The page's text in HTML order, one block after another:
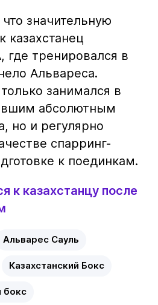
значительную
казахстанец
тренировался в
Альвареса.
занимался в
абсолютным
но и регулярно
спарринг-
к поединкам.
к казахстанцу после
Альварес Сауль
Казахстанский Бокс
бокс